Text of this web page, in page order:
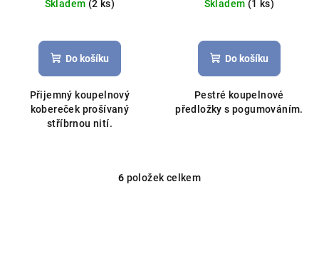
Skladem (2 ks)
Do košíku
Přijemný koupelnový
kobereček prošívaný
stříbrnou nití.
Skladem (1 ks)
Do košíku
Pestré koupelnové
předložky s pogumováním.
O
6 položek celkem